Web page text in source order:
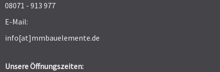
08071 - 913 977
E-Mail:
info[at]mmbauelemente.de
Unsere Öffnungszeiten: